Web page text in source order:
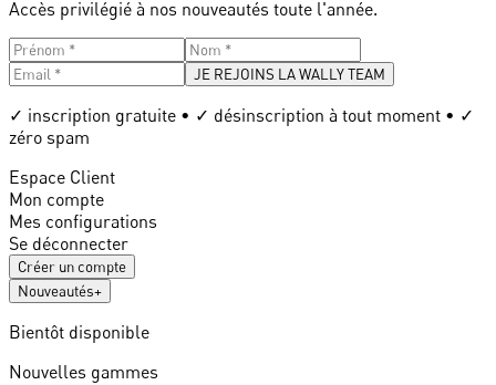
Accès privilégié à nos nouveautés toute l'année.
JE REJOINS LA WALLY TEAM
✓ inscription gratuite • ✓ désinscription à tout moment • ✓
zéro spam
Espace Client
Mon compte
Mes configurations
Se déconnecter
Créer un compte
Nouveautés+
Bientôt disponible
Nouvelles gammes